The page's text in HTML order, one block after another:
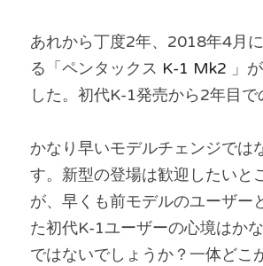
あれから丁度2年、2018年4月
る「ペンタックス K-1 Mk2 」
した。初代K-1発売から2年目で
かなり早いモデルチェンジでは
す。新型の登場は歓迎したいと
が、早くも前モデルのユーザー
た初代K-1ユーザーの心境はか
ではないでしょうか？一体どこ